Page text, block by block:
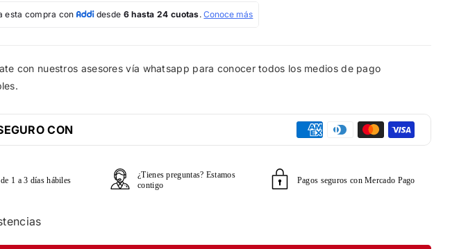
con nuestros asesores vía whatsapp para conocer todos los medios de pago
CON
1 a 3 días hábiles
¿Tienes preguntas? Estamos
contigo
Pagos seguros con Mercado Pago